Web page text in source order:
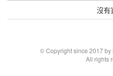
沒有
© Copyright since 2017 by
All rights